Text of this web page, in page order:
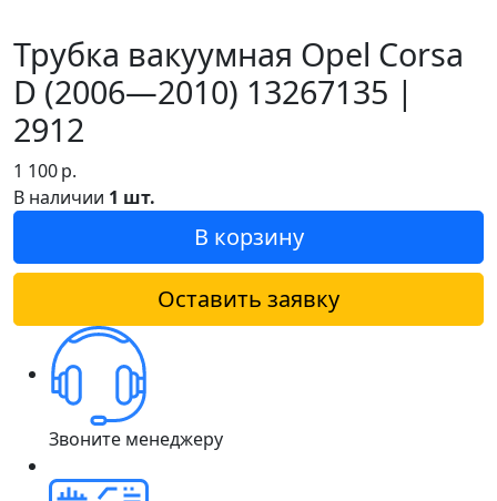
Трубка вакуумная Opel Corsa
D (2006—2010) 13267135 |
2912
1 100р.
В наличии 1 шт.
В корзину
Оставить заявку
Звоните менеджеру